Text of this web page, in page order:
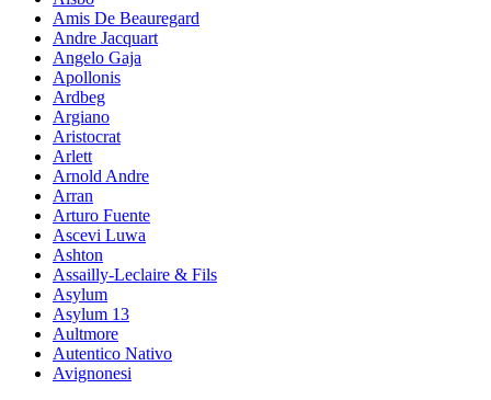
Amis De Beauregard
Andre Jacquart
Angelo Gaja
Apollonis
Ardbeg
Argiano
Aristocrat
Arlett
Arnold Andre
Arran
Arturo Fuente
Ascevi Luwa
Ashton
Assailly-Leclaire & Fils
Asylum
Asylum 13
Aultmore
Autentico Nativo
Avignonesi